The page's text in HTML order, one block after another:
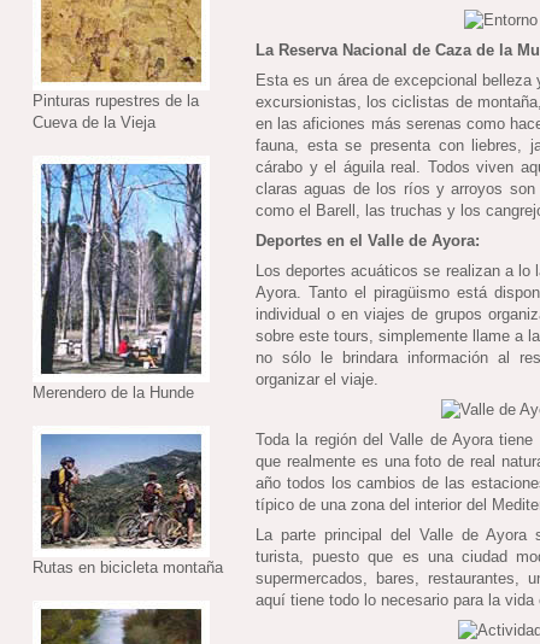
Pinturas rupestres de la
Cueva de la Vieja
Merendero de la Hunde
Rutas en bicicleta montaña
La Reserva Nacional de Caza de la
Esta es un área de excepcional
excursionistas, los ciclistas de
en las aficiones más serenas como
fauna, esta se presenta con liebres,
cárabo y el águila real. Todos viven
claras aguas de los ríos y arroyos
como el Barell, las truchas y los
Deportes en el Valle de Ayora:
Los deportes acuáticos se realizan a lo
Ayora. Tanto el piragüismo está
individual o en viajes de grupos
sobre este tours, simplemente llame a
no sólo le brindara información al
organizar el viaje.
Toda la región del Valle de Ayora
que realmente es una foto de real
año todos los cambios de las
típico de una zona del interior del
La parte principal del Valle de Ayora
turista, puesto que es una ciudad
supermercados, bares, restaurantes,
aquí tiene todo lo necesario para la